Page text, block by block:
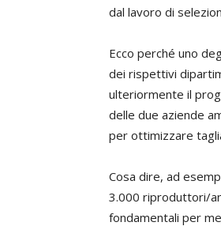
dal lavoro di
Ecco perché uno
dei rispettivi
ulteriormente il
delle due aziende
per ottimizzare
Cosa dire, ad
3.000 riproduttori/
fondamentali per